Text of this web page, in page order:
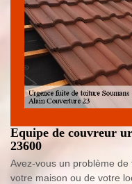
Equipe de couvreur
23600
Avez-vous un problème
votre maison ou de votre